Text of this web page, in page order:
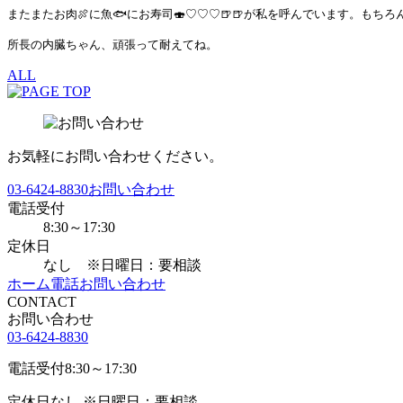
またまたお肉🍖に魚🐟にお寿司🍣♡♡♡🍺🍺が私を呼んでいます。もちろ
所長の内臓ちゃん、頑張って耐えてね。
ALL
お気軽にお問い合わせください。
03-6424-8830お問い合わせ
電話受付
8:30～17:30
定休日
なし ※日曜日：要相談
ホーム電話お問い合わせ
CONTACT
お問い合わせ
03-6424-8830
電話受付8:30～17:30